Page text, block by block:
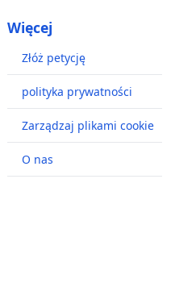
Więcej
Złóż petycję
polityka prywatności
Zarządzaj plikami cookie
O nas